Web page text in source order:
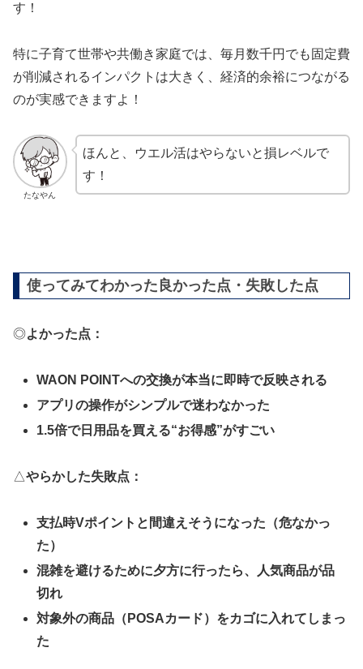
す！
特に子育て世帯や共働き家庭では、毎月数千円でも固定費
が削減されるインパクトは大きく、経済的余裕につながる
のが実感できますよ！
たなやん
ほんと、ウエル活はやらないと損レベルで
す！
使ってみてわかった良かった点・失敗した点
◎よかった点：
WAON POINTへの交換が本当に即時で反映される
アプリの操作がシンプルで迷わなかった
1.5倍で日用品を買える“お得感”がすごい
△やらかした失敗点：
支払時Vポイントと間違えそうになった（危なかっ
た）
混雑を避けるために夕方に行ったら、人気商品が品
切れ
対象外の商品（POSAカード）をカゴに入れてしまっ
た